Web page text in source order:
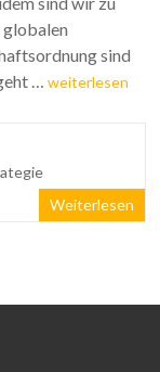
sind
…weiterlesen
Weiterlesen